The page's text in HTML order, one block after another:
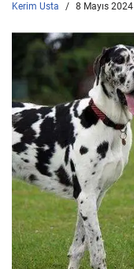
Kerim Usta 8 Mayıs 2024